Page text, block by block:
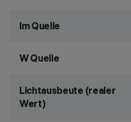
lm Quelle
W Quelle
Lichtausbeute (realer
Wert)